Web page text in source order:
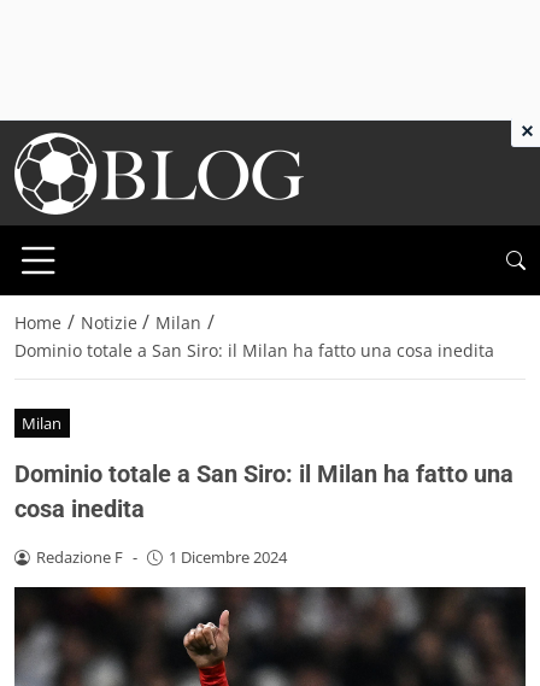
Home / Notizie / Milan /
Dominio totale a San Siro: il Milan ha fatto una cosa inedita
Milan
Dominio totale a San Siro: il Milan ha fatto una
cosa inedita
Redazione F - 1 Dicembre 2024
×